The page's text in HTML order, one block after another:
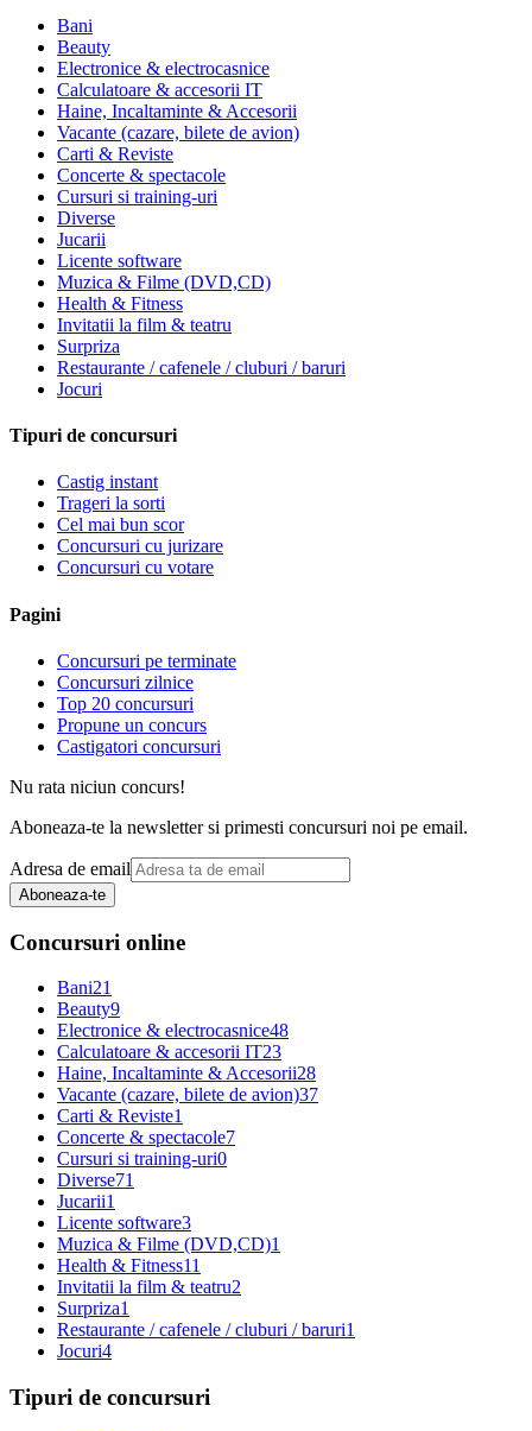
Bani
Beauty
Electronice & electrocasnice
Calculatoare & accesorii IT
Haine, Incaltaminte & Accesorii
Vacante (cazare, bilete de avion)
Carti & Reviste
Concerte & spectacole
Cursuri si training-uri
Diverse
Jucarii
Licente software
Muzica & Filme (DVD,CD)
Health & Fitness
Invitatii la film & teatru
Surpriza
Restaurante / cafenele / cluburi / baruri
Jocuri
Tipuri de concursuri
Castig instant
Trageri la sorti
Cel mai bun scor
Concursuri cu jurizare
Concursuri cu votare
Pagini
Concursuri pe terminate
Concursuri zilnice
Top 20 concursuri
Propune un concurs
Castigatori concursuri
Nu rata niciun concurs!
Aboneaza-te la newsletter si primesti concursuri noi pe email.
Adresa de email
Aboneaza-te
Concursuri online
Bani21
Beauty9
Electronice & electrocasnice48
Calculatoare & accesorii IT23
Haine, Incaltaminte & Accesorii28
Vacante (cazare, bilete de avion)37
Carti & Reviste1
Concerte & spectacole7
Cursuri si training-uri0
Diverse71
Jucarii1
Licente software3
Muzica & Filme (DVD,CD)1
Health & Fitness11
Invitatii la film & teatru2
Surpriza1
Restaurante / cafenele / cluburi / baruri1
Jocuri4
Tipuri de concursuri